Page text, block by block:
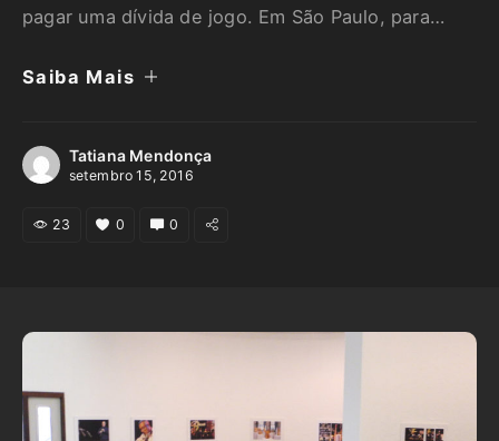
pagar uma dívida de jogo. Em São Paulo, para
própria liberdade e a de mais de 500 homens e
Saiba Mais
Tatiana Mendonça
setembro 15, 2016
23 0 0